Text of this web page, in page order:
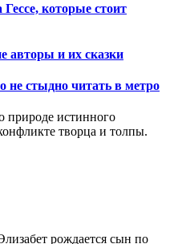
которые стоит
авторы и их сказки
не стыдно читать в метро
природе истинного
творца и толпы.
рождается сын по